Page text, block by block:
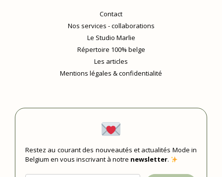
Contact
Nos services - collaborations
Le Studio Marlie
Répertoire 100% belge
Les articles
Mentions légales & confidentialité
Restez au courant des nouveautés et actualités Mode in
Belgium en vous inscrivant à notre newsletter.